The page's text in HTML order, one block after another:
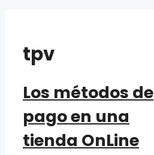
tpv
Los métodos de
pago en una
tienda OnLine